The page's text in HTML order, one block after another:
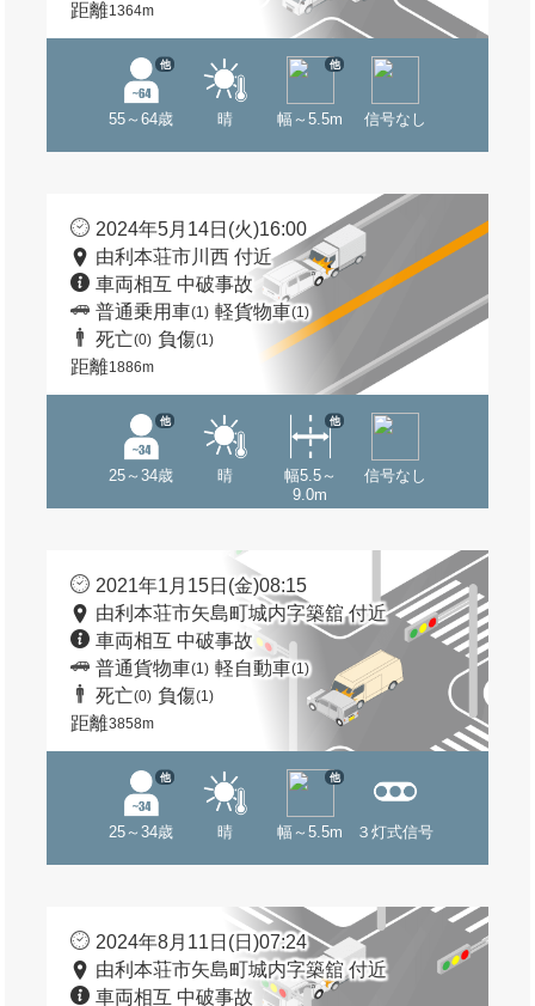
距離1364m
55～64歳
他
晴 幅～5.5m
他
信号なし
2024年5月14日(火)16:00
由利本荘市川西 付近
車両相互 中破事故
普通乗用車(1) 軽貨物車(1)
死亡(0) 負傷(1)
距離1886m
25～34歳
他
晴
幅5.5～
9.0m
他
信号なし
2021年1月15日(金)08:15
由利本荘市矢島町城内字築舘 付近
車両相互 中破事故
普通貨物車(1) 軽自動車(1)
死亡(0) 負傷(1)
距離3858m
25～34歳
他
晴 幅～5.5m
他
３灯式信号
2024年8月11日(日)07:24
由利本荘市矢島町城内字築舘 付近
車両相互 中破事故